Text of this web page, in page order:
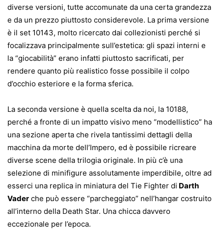
diverse versioni, tutte accomunate da una certa grandezza
e da un prezzo piuttosto considerevole. La prima versione
è il set 10143, molto ricercato dai collezionisti perché si
focalizzava principalmente sull’estetica: gli spazi interni e
la “giocabilità” erano infatti piuttosto sacrificati, per
rendere quanto più realistico fosse possibile il colpo
d’occhio esteriore e la forma sferica.
La seconda versione è quella scelta da noi, la 10188,
perché a fronte di un impatto visivo meno “modellistico” ha
una sezione aperta che rivela tantissimi dettagli della
macchina da morte dell’Impero, ed è possibile ricreare
diverse scene della trilogia originale. In più c’è una
selezione di minifigure assolutamente imperdibile, oltre ad
esserci una replica in miniatura del Tie Fighter di Darth
Vader che può essere “parcheggiato” nell’hangar costruito
all’interno della Death Star. Una chicca davvero
eccezionale per l’epoca.